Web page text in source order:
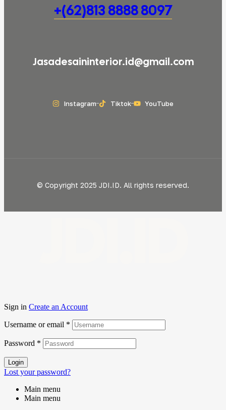
+(62)813 8888 8097
Jasadesaininterior.id@gmail.com
Instagram Tiktok YouTube
© Copyright 2025 JDI.ID. All rights reserved.
Sign in Create an Account
Username or email *
Password *
Login
Lost your password?
Main menu
Main menu